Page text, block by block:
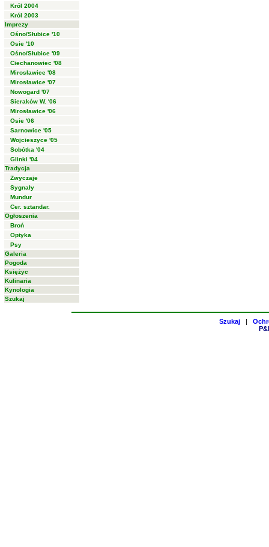
Król 2004
Król 2003
Imprezy
Ośno/Słubice '10
Osie '10
Ośno/Słubice '09
Ciechanowiec '08
Mirosławice '08
Mirosławice '07
Nowogard '07
Sieraków W. '06
Mirosławice '06
Osie '06
Sarnowice '05
Wojcieszyce '05
Sobótka '04
Glinki '04
Tradycja
Zwyczaje
Sygnały
Mundur
Cer. sztandar.
Ogłoszenia
Broń
Optyka
Psy
Galeria
Pogoda
Księżyc
Kulinaria
Kynologia
Szukaj
Szukaj |